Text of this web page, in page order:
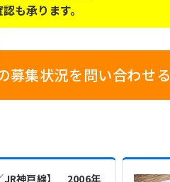
も承ります。
募集状況を問い合わせる
JR神戸線】 2006年